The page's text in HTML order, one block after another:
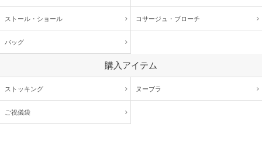
ストール・ショール コサージュ・ ブローチ
バッグ
購入アイテム
ストッキング ヌーブラ
ご祝儀袋